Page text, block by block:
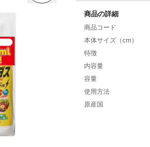
商品の詳細
商品コード
本体サイズ（cm）
特徴
内容量
容量
使用方法
原産国